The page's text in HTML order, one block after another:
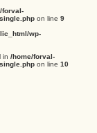
forval-
on line 9
wp-
in /home/forval-
on line 10